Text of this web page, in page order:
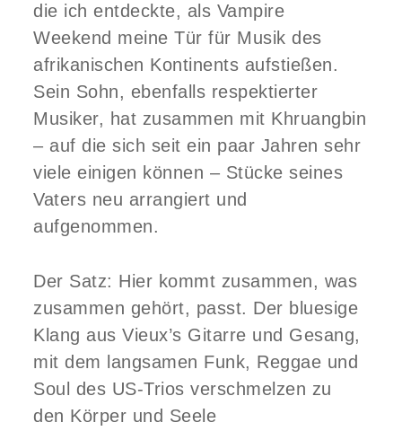
die ich entdeckte, als Vampire
Weekend meine Tür für Musik des
afrikanischen Kontinents aufstießen.
Sein Sohn, ebenfalls respektierter
Musiker, hat zusammen mit Khruangbin
– auf die sich seit ein paar Jahren sehr
viele einigen können – Stücke seines
Vaters neu arrangiert und
aufgenommen.
Der Satz: Hier kommt zusammen, was
zusammen gehört, passt. Der bluesige
Klang aus Vieux’s Gitarre und Gesang,
mit dem langsamen Funk, Reggae und
Soul des US-Trios verschmelzen zu
den Körper und Seele